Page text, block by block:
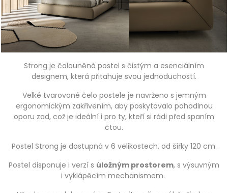
Strong je čalouněná postel s čistým a esenciálním
designem, která přitahuje svou jednoduchostí.
Velké tvarované čelo postele je navrženo s jemným
ergonomickým zakřivením, aby poskytovalo pohodlnou
oporu zad, což je ideální i pro ty, kteří si rádi před spaním
čtou.
Postel Strong je dostupná v 6 velikostech, od šířky 120 cm.
Postel disponuje i verzí s úložným prostorem, s výsuvným
i vyklápěcím mechanismem.